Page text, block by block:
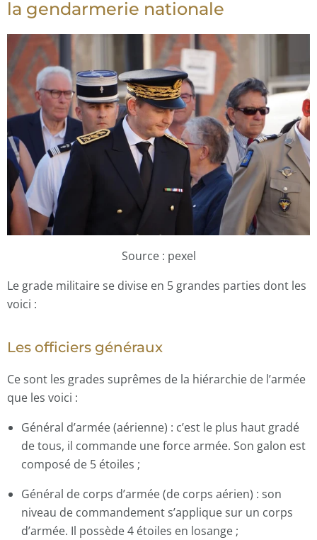
la gendarmerie nationale
Source : pexel
Le grade militaire se divise en 5 grandes parties dont les
voici :
Les officiers généraux
Ce sont les grades suprêmes de la hiérarchie de l’armée
que les voici :
Général d’armée (aérienne) : c’est le plus haut gradé
de tous, il commande une force armée. Son galon est
composé de 5 étoiles ;
Général de corps d’armée (de corps aérien) : son
niveau de commandement s’applique sur un corps
d’armée. Il possède 4 étoiles en losange ;